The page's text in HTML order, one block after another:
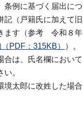
例に基づく届出に
記（戸籍氏に加えて
ます（参考 令和８
PDF：315KB）
）。
は、氏名欄におい
。
境太郎に改姓した場